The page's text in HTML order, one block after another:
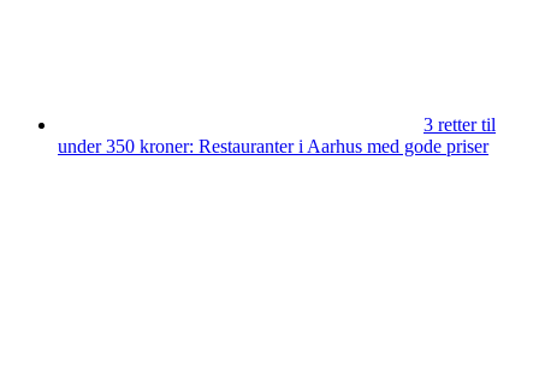
3 retter til
under 350 kroner: Restauranter i Aarhus med gode priser